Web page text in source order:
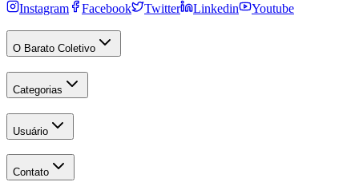
Instagram Facebook Twitter Linkedin Youtube
O Barato Coletivo
Categorias
Usuário
Contato